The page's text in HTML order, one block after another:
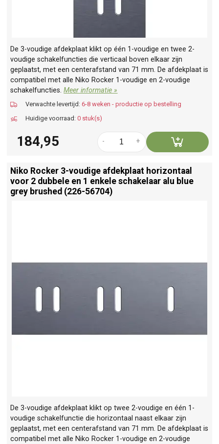
De 3-voudige afdekplaat klikt op één 1-voudige en twee 2-
voudige schakelfuncties die verticaal boven elkaar zijn
geplaatst, met een centerafstand van 71 mm. De afdekplaat is
compatibel met alle Niko Rocker 1-voudige en 2-voudige
schakelfuncties.Meer informatie »
Verwachte levertijd: 6-8 weken - productie op bestelling
Huidige voorraad: 0 stuk(s)
184,95 +
-
Niko Rocker 3-voudige afdekplaat horizontaal
voor 2 dubbele en 1 enkele schakelaar alu blue
grey brushed (226-56704)
De 3-voudige afdekplaat klikt op twee 2-voudige en één 1-
voudige schakelfunctie die horizontaal naast elkaar zijn
geplaatst, met een centerafstand van 71 mm. De afdekplaat is
compatibel met alle Niko Rocker 1-voudige en 2-voudige